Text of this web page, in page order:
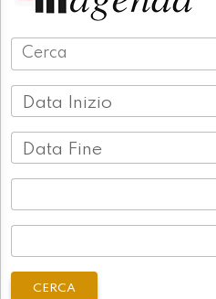
Data Inizio
Data Fine
CERCA